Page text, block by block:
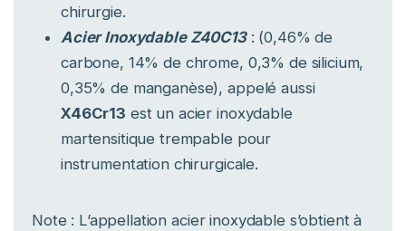
chirurgie.
Acier Inoxydable Z40C13: (0,46% de
carbone, 14% de chrome, 0,3% de silicium,
0,35% de manganèse), appelé aussi
X46Cr13 est un acier inoxydable
martensitique trempable pour
instrumentation chirurgicale.
Note : L’appellation acier inoxydable s’obtient à